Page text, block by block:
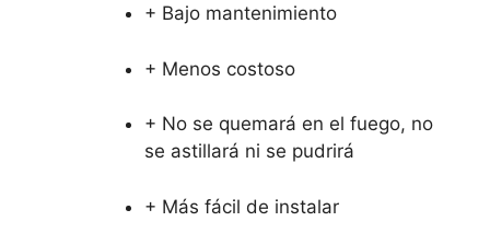
+ Bajo mantenimiento
+ Menos costoso
+ No se quemará en el fuego, no
se astillará ni se pudrirá
+ Más fácil de instalar